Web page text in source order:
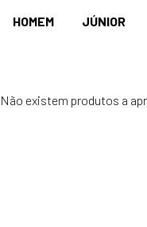
HOMEM JÚNIOR
Não existem produtos a